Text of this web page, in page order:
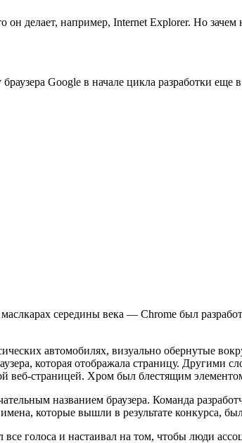
он делает, например, Internet Explorer. Но зачем
Google в начале цикла разработки еще
середины века — Chrome был
автомобилях, визуально обернутые
которая отображала страницу. Другими
веб-страницей. Хром был блестящим
названием браузера. Команда
которые вышли в результате конкурса,
голоса и настаивал на том, чтобы люди